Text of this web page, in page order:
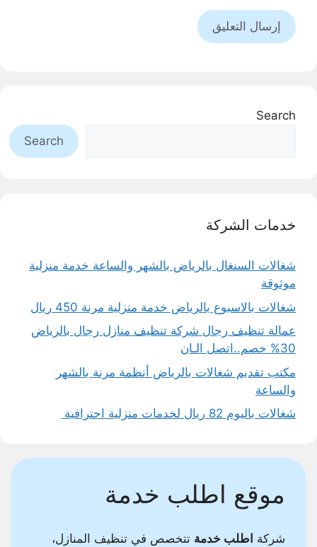
Search
Search
خدمات الشركة
شغالات السنغال بالرياض بالشهر والساعة خدمة منزلية
موثوقة
شغالات بالاسبوع بالرياض خدمة منزلية مرنة 450 ريال
عمالة تنظيف رجال شركة تنظيف منازل رجال بالرياض
30% خصم..اتصل الـان
مكتب تقديم شغالات بالرياض أنظمة مرنة بالشهر
والساعة
شغالات باليوم 82 ريال لخدمات منزلية احترافية
موقع اطلب خدمة
شركة اطلب خدمة تتخصص في تنظيف المنازل،